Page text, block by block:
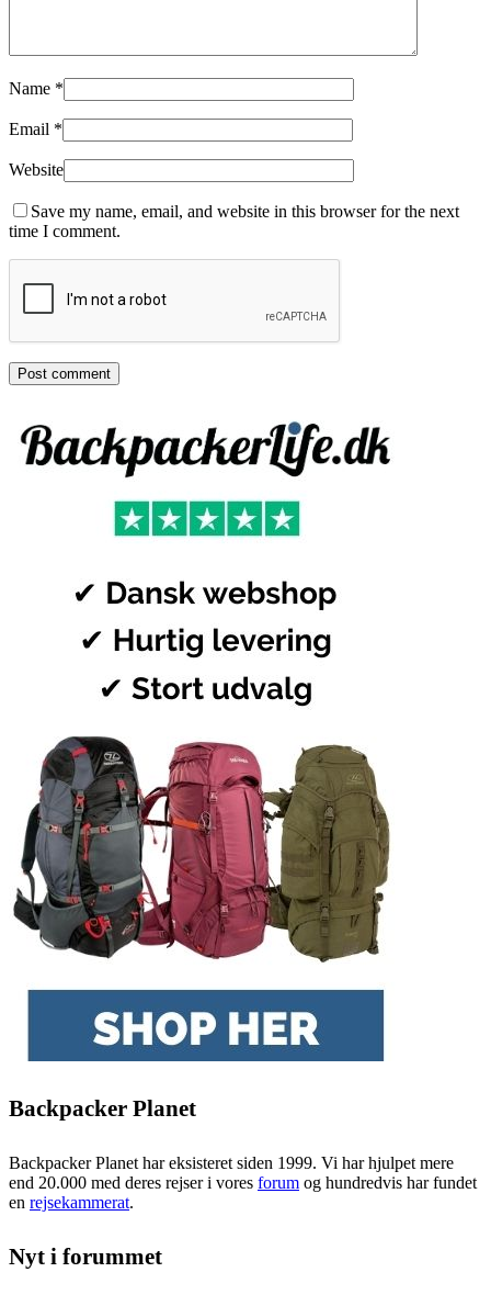
Name *
Email *
Website
Save my name, email, and website in this browser for the next
time I comment.
Backpacker Planet
Backpacker Planet har eksisteret siden 1999. Vi har hjulpet mere
end 20.000 med deres rejser i vores forum og hundredvis har fundet
en rejsekammerat.
Nyt i forummet